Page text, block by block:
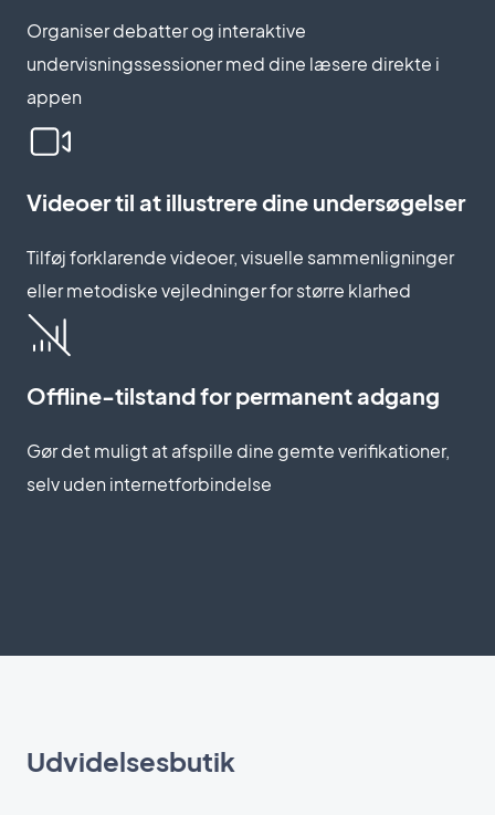
Organiser debatter og interaktive
undervisningssessioner med dine læsere direkte i
appen
Videoer til at illustrere dine undersøgelser
Tilføj forklarende videoer, visuelle sammenligninger
eller metodiske vejledninger for større klarhed
Offline-tilstand for permanent adgang
Gør det muligt at afspille dine gemte verifikationer,
selv uden internetforbindelse
Udvidelsesbutik